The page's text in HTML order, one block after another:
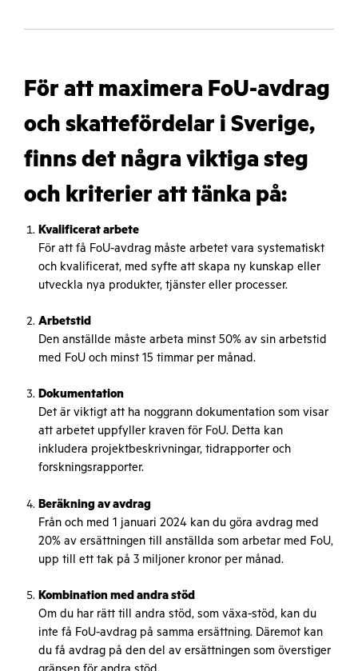
För att maximera FoU-avdrag
och skattefördelar i Sverige,
finns det några viktiga steg
och kriterier att tänka på:
Kvalificerat arbete
För att få FoU-avdrag måste arbetet vara systematiskt
och kvalificerat, med syfte att skapa ny kunskap eller
utveckla nya produkter, tjänster eller processer.
Arbetstid
Den anställde måste arbeta minst 50% av sin arbetstid
med FoU och minst 15 timmar per månad.
Dokumentation
Det är viktigt att ha noggrann dokumentation som visar
att arbetet uppfyller kraven för FoU. Detta kan
inkludera projektbeskrivningar, tidrapporter och
forskningsrapporter.
Beräkning av avdrag
Från och med 1 januari 2024 kan du göra avdrag med
20% av ersättningen till anställda som arbetar med FoU,
upp till ett tak på 3 miljoner kronor per månad.
Kombination med andra stöd
Om du har rätt till andra stöd, som växa-stöd, kan du
inte få FoU-avdrag på samma ersättning. Däremot kan
du få avdrag på den del av ersättningen som överstiger